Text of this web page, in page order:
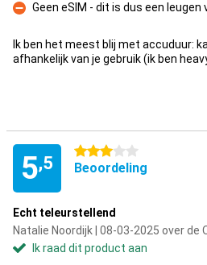
Minpunt
Geen eSIM - dit is dus een leugen
Ik ben het meest blij met accuduur:
afhankelijk van je gebruik (ik ben
5,5
3 sterren
Beoordeling
Echt teleurstellend
Natalie Noordijk | 08-03-2025 over de
Ik raad dit product aan